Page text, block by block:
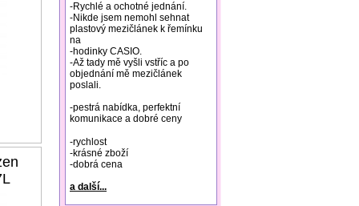
-Rychlé a ochotné jednání.
-Nikde jsem nemohl sehnat
plastový mezičlánek k řemínku
na
-hodinky CASIO.
-Až tady mě vyšli vstříc a po
objednání mě mezičlánek
poslali.
-pestrá nabídka, perfektní
komunikace a dobré ceny
-rychlost
-krásné zboží
-dobrá cena
a další...